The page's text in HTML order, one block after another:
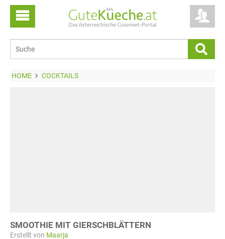
HOME COCKTAILS
SMOOTHIE MIT GIERSCHBLÄTTERN
Erstellt von Maarja